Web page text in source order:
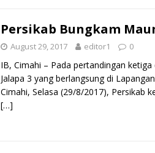
Persikab Bungkam
August 29, 2017 editor1 0
IB, Cimahi – Pada pertandingan
Jalapa 3 yang berlangsung di
Cimahi, Selasa (29/8/2017), Persikab
[…]